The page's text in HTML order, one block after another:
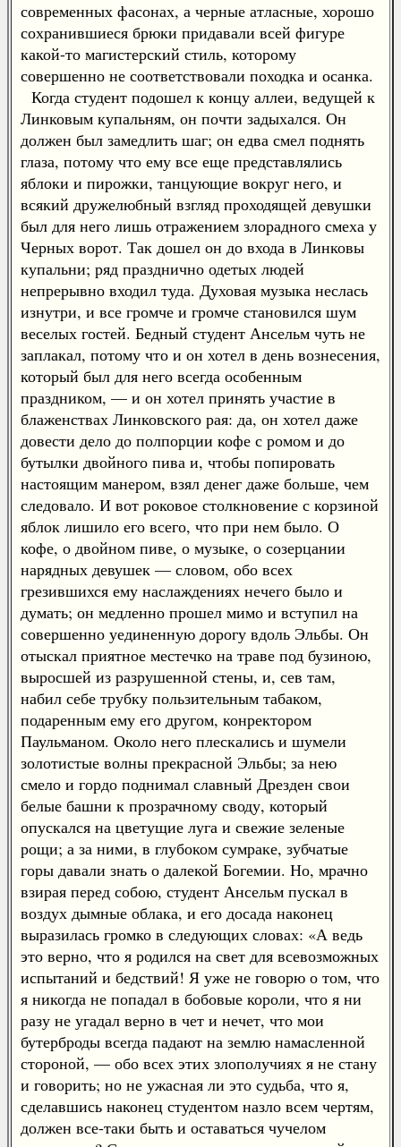
современных фасонах, а черные атласные, хорошо
сохранившиеся брюки придавали всей фигуре
какой-то магистерский стиль, которому
совершенно не соответствовали походка и осанка.
Когда студент подошел к концу аллеи, ведущей к
Линковым купальням, он почти задыхался. Он
должен был замедлить шаг; он едва смел поднять
глаза, потому что ему все еще представлялись
яблоки и пирожки, танцующие вокруг него, и
всякий дружелюбный взгляд проходящей девушки
был для него лишь отражением злорадного смеха у
Черных ворот. Так дошел он до входа в Линковы
купальни; ряд празднично одетых людей
непрерывно входил туда. Духовая музыка неслась
изнутри, и все громче и громче становился шум
веселых гостей. Бедный студент Ансельм чуть не
заплакал, потому что и он хотел в день вознесения,
который был для него всегда особенным
праздником, — и он хотел принять участие в
блаженствах Линковского рая: да, он хотел даже
довести дело до полпорции кофе с ромом и до
бутылки двойного пива и, чтобы попировать
настоящим манером, взял денег даже больше, чем
следовало. И вот роковое столкновение с корзиной
яблок лишило его всего, что при нем было. О
кофе, о двойном пиве, о музыке, о созерцании
нарядных девушек — словом, обо всех
грезившихся ему наслаждениях нечего было и
думать; он медленно прошел мимо и вступил на
совершенно уединенную дорогу вдоль Эльбы. Он
отыскал приятное местечко на траве под бузиною,
выросшей из разрушенной стены, и, сев там,
набил себе трубку пользительным табаком,
подаренным ему его другом, конректором
Паульманом. Около него плескались и шумели
золотистые волны прекрасной Эльбы; за нею
смело и гордо поднимал славный Дрезден свои
белые башни к прозрачному своду, который
опускался на цветущие луга и свежие зеленые
рощи; а за ними, в глубоком сумраке, зубчатые
горы давали знать о далекой Богемии. Но, мрачно
взирая перед собою, студент Ансельм пускал в
воздух дымные облака, и его досада наконец
выразилась громко в следующих словах: «А ведь
это верно, что я родился на свет для всевозможных
испытаний и бедствий! Я уже не говорю о том, что
я никогда не попадал в бобовые короли, что я ни
разу не угадал верно в чет и нечет, что мои
бутерброды всегда падают на землю намасленной
стороной, — обо всех этих злополучиях я не стану
и говорить; но не ужасная ли это судьба, что я,
сделавшись наконец студентом назло всем чертям,
должен все-таки быть и оставаться чучелом